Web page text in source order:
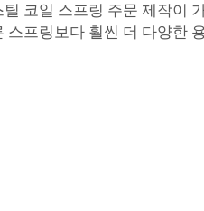
틸 코일 스프링 주문 제작이
스프링보다 훨씬 더 다양한